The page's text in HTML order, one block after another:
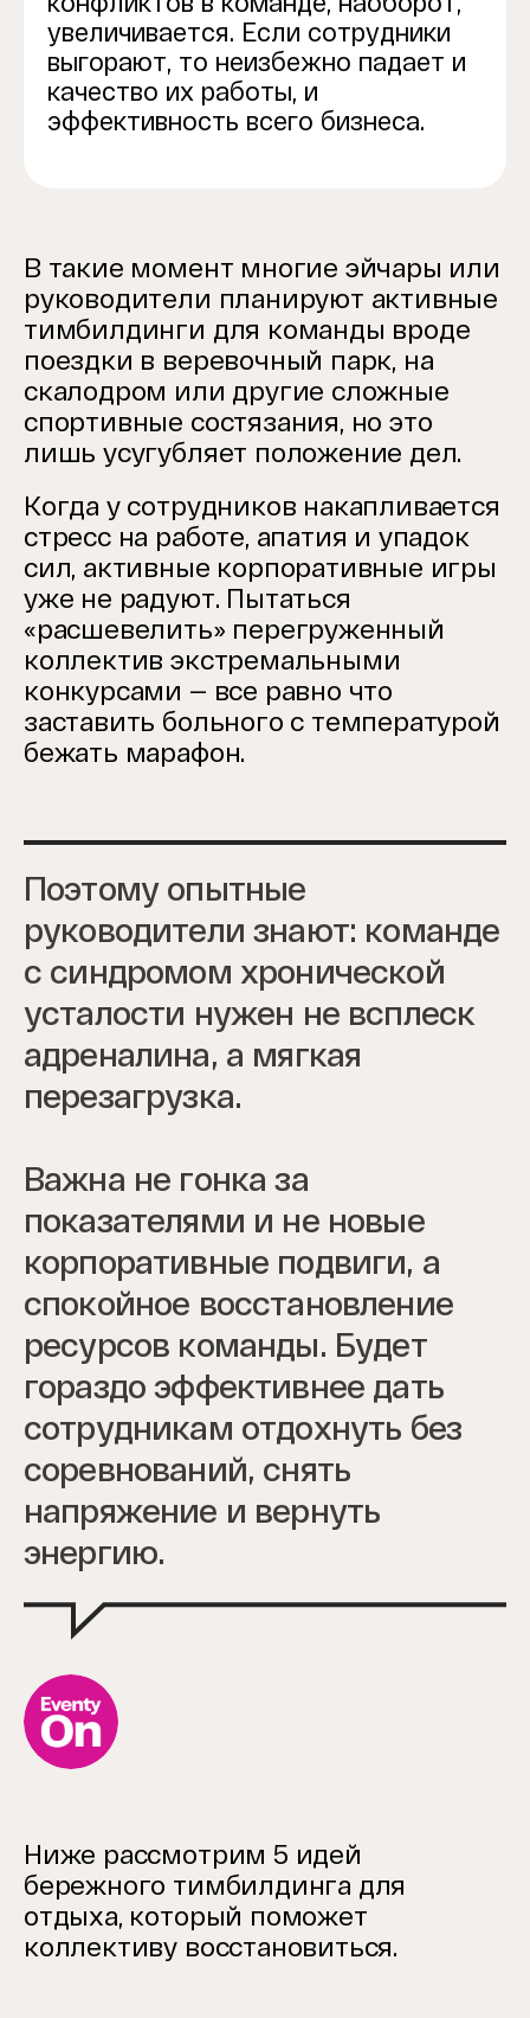
увеличивается. Если сотрудники
выгорают, то неизбежно падает и
качество их работы, и
эффективность всего бизнеса.
В такие момент многие эйчары или
руководители планируют активные
тимбилдинги для команды вроде
поездки в веревочный парк, на
скалодром или другие сложные
спортивные состязания, но это
лишь усугубляет положение дел.
Когда у сотрудников накапливается
стресс на работе, апатия и упадок
сил, активные корпоративные игры
уже не радуют. Пытаться
«расшевелить» перегруженный
коллектив экстремальными
конкурсами — все равно что
заставить больного с температурой
бежать марафон.
Поэтому опытные
руководители знают: команде
с синдромом хронической
усталости нужен не всплеск
адреналина, а мягкая
перезагрузка.
Важна не гонка за
показателями и не новые
корпоративные подвиги, а
спокойное восстановление
ресурсов команды. Будет
гораздо эффективнее дать
сотрудникам отдохнуть без
соревнований, снять
напряжение и вернуть
энергию.
Ниже рассмотрим 5 идей
бережного тимбилдинга для
отдыха, который поможет
коллективу восстановиться.